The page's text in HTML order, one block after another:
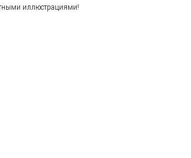
иллюстрациями!